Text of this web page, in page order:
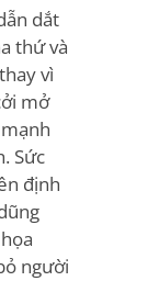
dắt
thứ và
vì
mở
Sức
định
người